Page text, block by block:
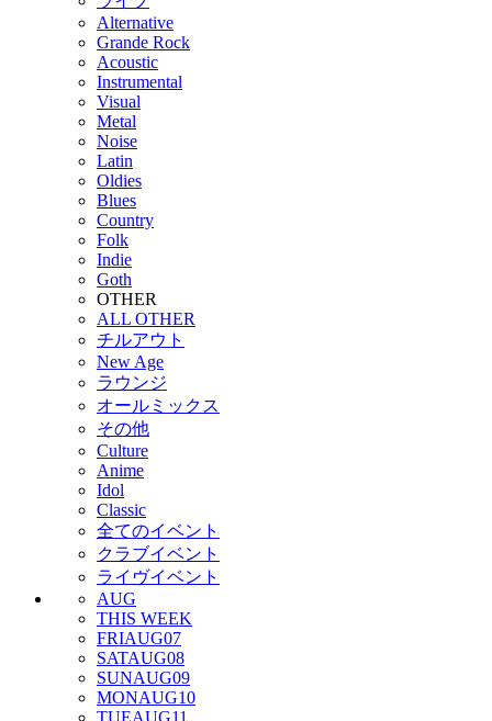
Alternative
Grande Rock
Acoustic
Instrumental
Visual
Metal
Noise
Latin
Oldies
Blues
Country
Folk
Indie
Goth
OTHER
ALL OTHER
チルアウト
New Age
ラウンジ
オールミックス
その他
Culture
Anime
Idol
Classic
全てのイベント
クラブイベント
ライヴイベント
AUG
THIS WEEK
FRIAUG07
SATAUG08
SUNAUG09
MONAUG10
TUEAUG11